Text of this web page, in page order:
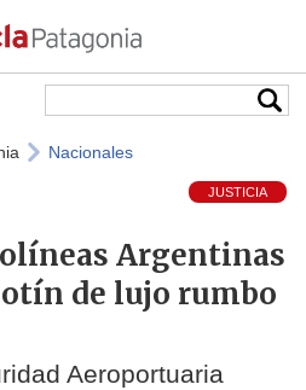
Nacionales
JUSTICIA
Argentinas
de lujo rumbo
Aeroportuaria